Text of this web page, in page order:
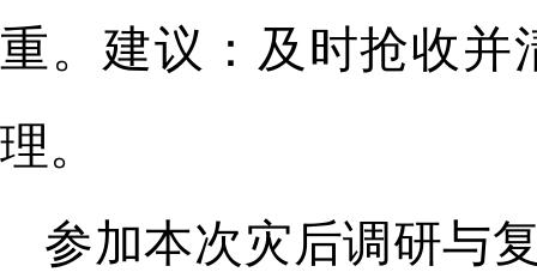
重。 建议：及时抢收并
理。
参加本次灾后调研与